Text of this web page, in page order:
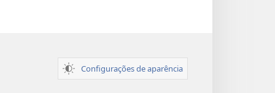
Configurações de aparência